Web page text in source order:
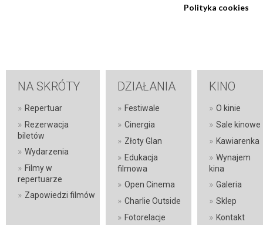
Polityka cookies
NA SKRÓTY
» Repertuar
» Rezerwacja
biletów
» Wydarzenia
» Filmy w
repertuarze
» Zapowiedzi filmów
DZIAŁANIA
» Festiwale
» Cinergia
» Złoty Glan
» Edukacja
filmowa
» Open Cinema
» Charlie Outside
» Fotorelacje
KINO
» O kinie
» Sale kinowe
» Kawiarenka
» Wynajem
kina
» Galeria
» Sklep
» Kontakt